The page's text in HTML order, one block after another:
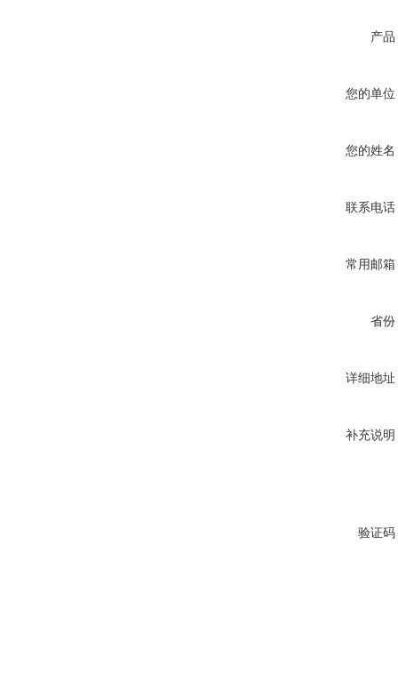
产品
您的单位
您的姓名
联系电话
常用邮箱
省份
详细地址
补充说明
验证码